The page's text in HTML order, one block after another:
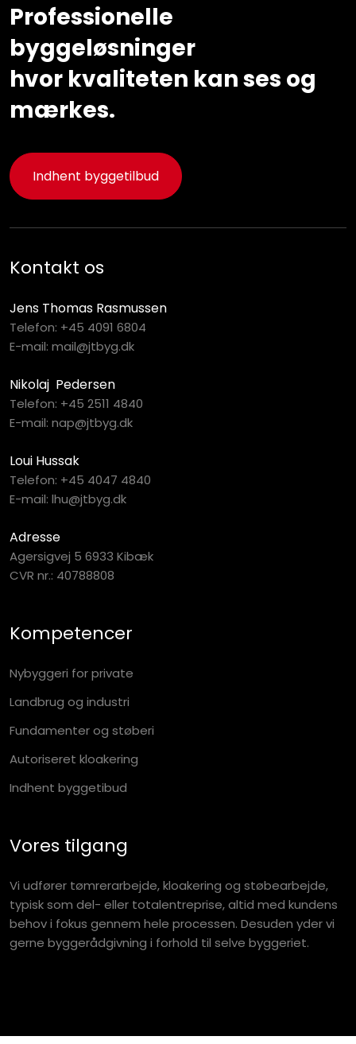
Professionelle
byggeløsninger
​hvor kvaliteten kan ses og
mærkes.
Indhent byggetilbud
Kontakt os​
Jens Thomas Rasmussen
Telefon: +45 4091 6804
E-mail: mail@jtbyg.dk
Nikolaj Pedersen
Telefon: +45 2511 4840
E-mail: nap@jtbyg.dk
Loui Hussak
Telefon: +45 4047 4840
E-mail: lhu@jtbyg.dk
Adresse
Agersigvej 5 6933 Kibæk
CVR nr.: 40788808​
Kompetencer
Nybyggeri for private​
Landbrug og industri
Fundamenter og støberi
Autoriseret kloakering
Indhent byggetibud
Vores tilgang
Vi udfører tømrerarbejde, kloakering og støbearbejde,
typisk som del- eller totalentreprise, altid med kundens
behov i fokus gennem hele processen. Desuden yder vi
gerne byggerådgivning i forhold til selve byggeriet.